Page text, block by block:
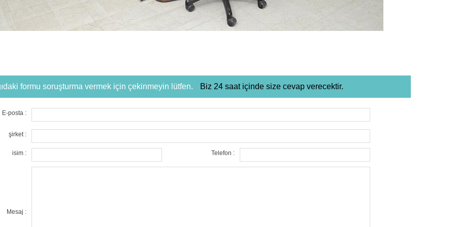
formu soruşturma vermek için çekinmeyin lütfen. Biz 24 saat içinde size cevap verecektir.
E-posta :
şirket :
isim : Telefon :
Mesaj :